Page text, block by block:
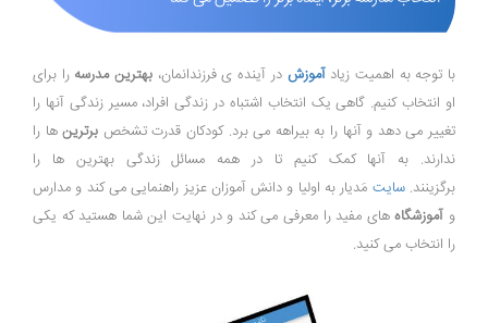
با توجه به اهمیت زیادآموزش در آینده ی فرزندانمان، بهترین مدرسه را برای
او انتخاب کنیم. گاهی یک انتخاب اشتباه در زندگی افراد، مسیر زندگی آنها را
تغییر می دهد و آنها را به بیراهه می برد. کودکان قدرت تشخص برترینها را
ندارند. به آنها کمک کنیم تا در همه مسائل زندگی بهترین ها را
برگزینند.سایت مَدیار به اولیا و دانش آموزان عزیز راهنمایی می کند و مدارس
و آموزشگاههای مفید را معرفی می کند و در نهایت این شما هستید که یکی
را انتخاب می کنید.